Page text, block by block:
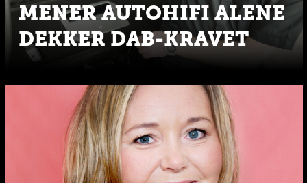
MENER AUTOHIFI ALENE
DEKKER DAB-KRAVET